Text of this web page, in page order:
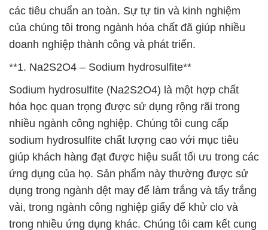
Sodium hydrosulfite (Na2S2O4) là một hợp chất
hóa học quan trọng được sử dụng rộng rãi trong
nhiều ngành công nghiệp. Chúng tôi cung cấp
sodium hydrosulfite chất lượng cao với mục tiêu
giúp khách hàng đạt được hiệu suất tối ưu trong các
ứng dụng của họ. Sản phẩm này thường được sử
dụng trong ngành dệt may để làm trắng và tẩy trắng
vải, trong ngành công nghiệp giấy để khử clo và
trong nhiều ứng dụng khác. Chúng tôi cam kết cung
cấp sodium hydrosulfite với chất lượng ổn định và
giá cả hợp lý, giúp khách hàng tiết kiệm chi phí và
tối ưu hóa quy trình sản xuất của họ.
**2. May mặc**